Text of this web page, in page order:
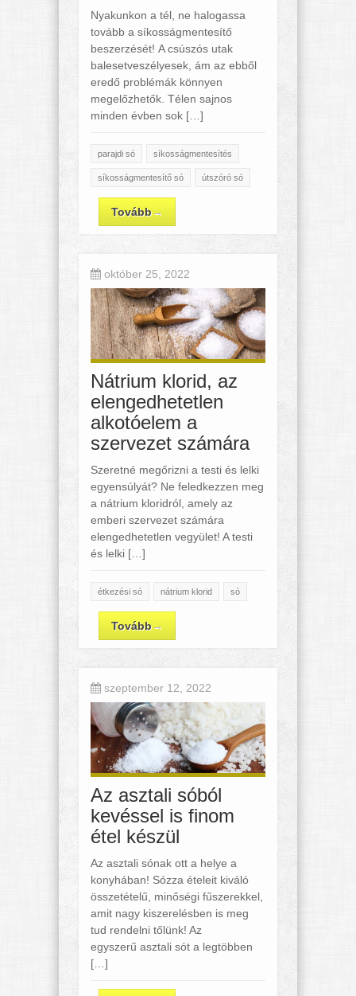
Nyakunkon a tél, ne halogassa
tovább a síkosságmentesítő
beszerzését! A csúszós utak
balesetveszélyesek, ám az ebből
eredő problémák könnyen
megelőzhetők. Télen sajnos
minden évben sok […]
parajdi só síkosságmentesítés
síkosságmentesítő só útszóró só
Tovább→
október 25, 2022
Nátrium klorid, az
elengedhetetlen
alkotóelem a
szervezet számára
Szeretné megőrizni a testi és lelki
egyensúlyát? Ne feledkezzen meg
a nátrium kloridról, amely az
emberi szervezet számára
elengedhetetlen vegyület! A testi
és lelki […]
étkezési só nátrium klorid só
Tovább→
szeptember 12, 2022
Az asztali sóból
kevéssel is finom
étel készül
Az asztali sónak ott a helye a
konyhában! Sózza ételeit kiváló
összetételű, minőségi fűszerekkel,
amit nagy kiszerelésben is meg
tud rendelni tőlünk! Az
egyszerű asztali sót a legtöbben
[…]